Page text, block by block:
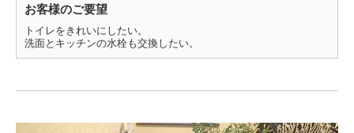
お客様のご要望
トイレをきれいにしたい。
洗面とキッチンの水栓も交換したい。